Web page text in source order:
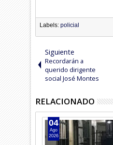
Labels:policial
Siguiente
Recordarán a
querido dirigente
social José Montes
RELACIONADO
04
Ago
2026